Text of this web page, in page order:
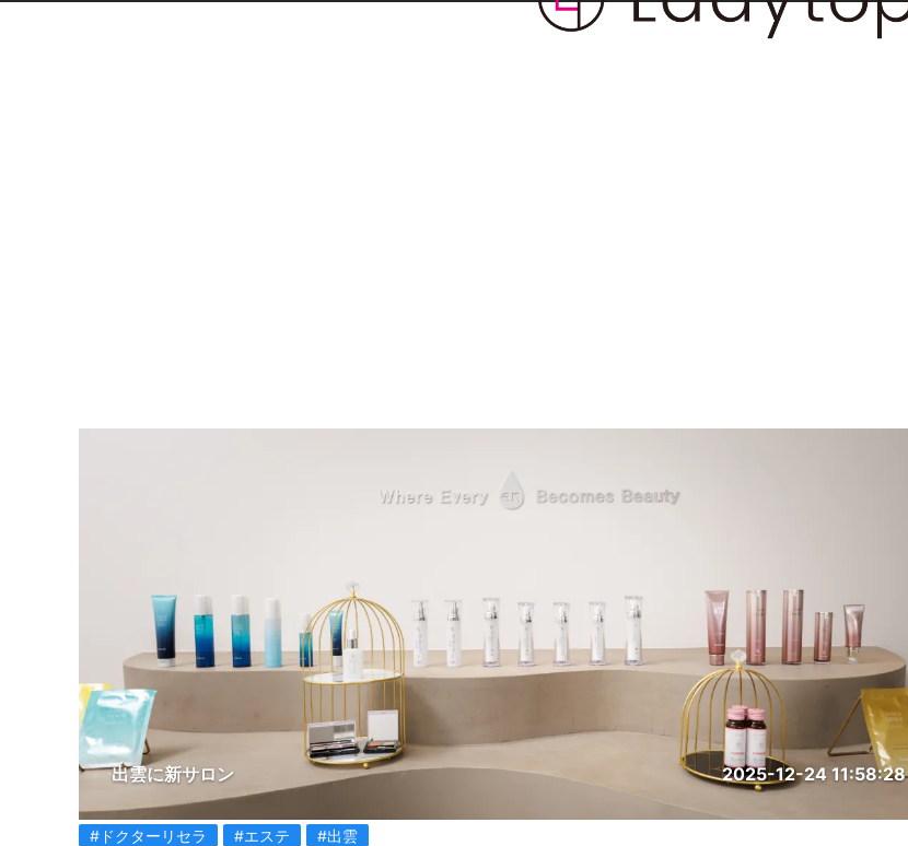
出雲に新サロン 2025-12-24 11:58:28
#ドクターリセラ #エステ #出雲